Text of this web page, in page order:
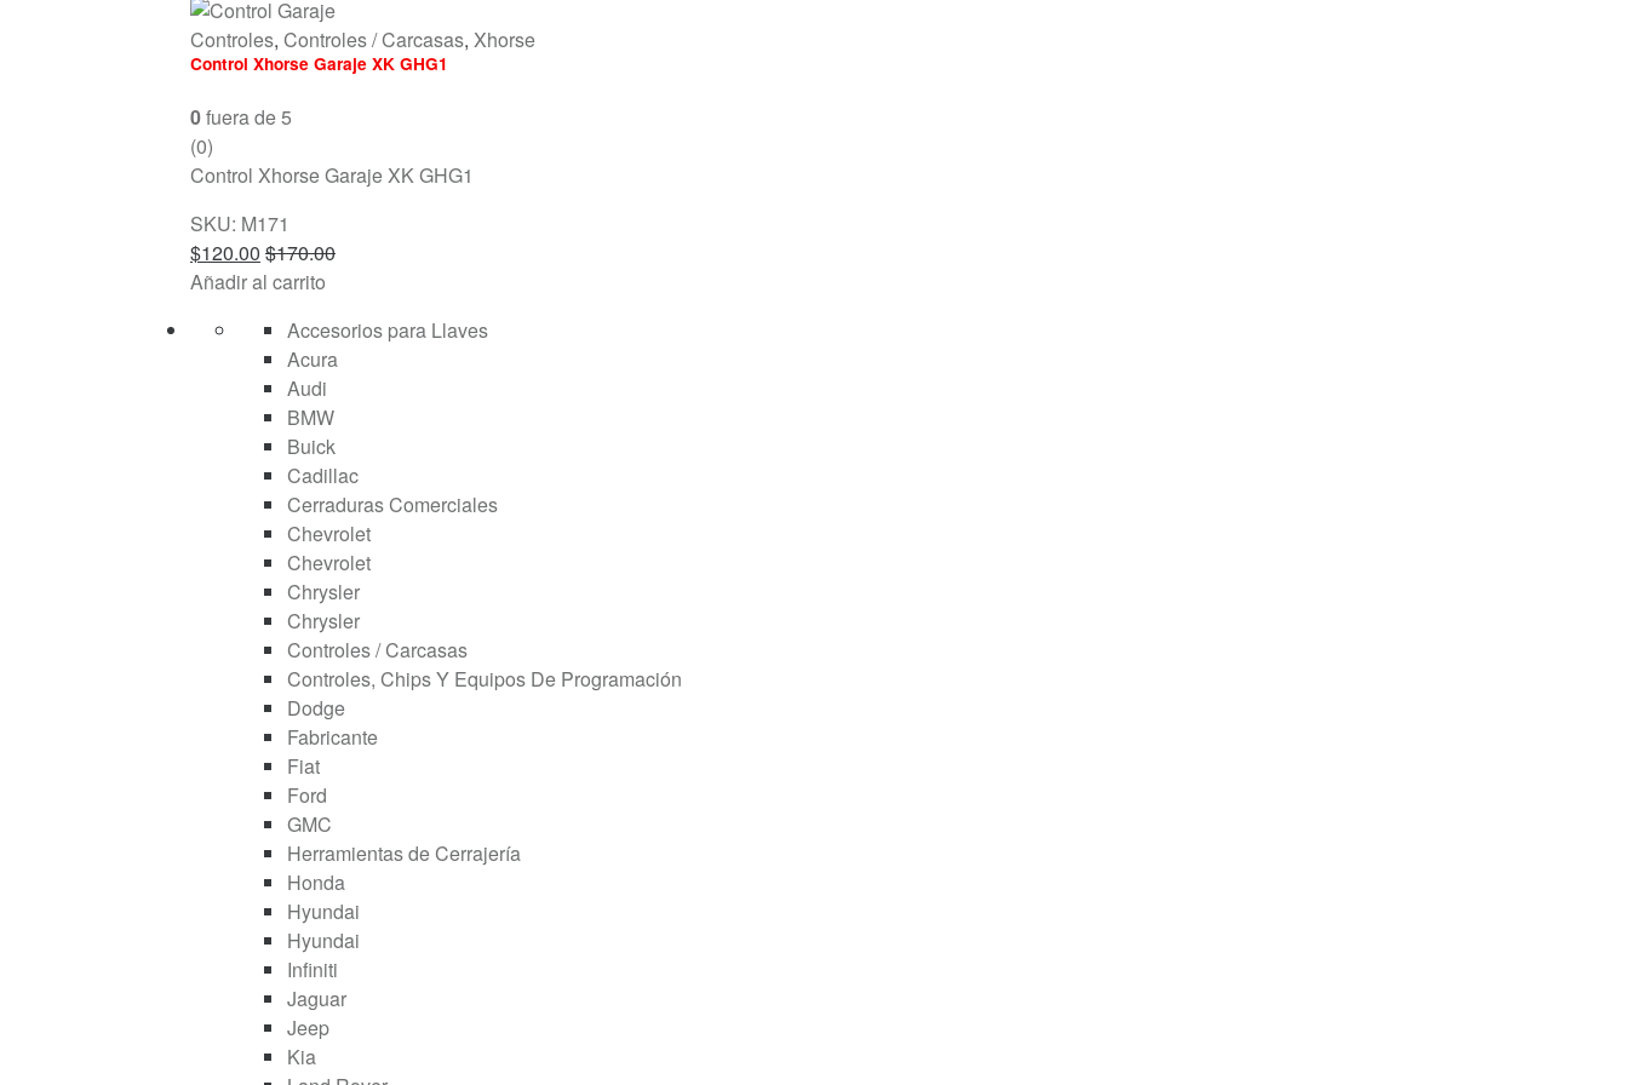
Controles, Controles / Carcasas, Xhorse
Control Xhorse Garaje XK GHG1
0fuera de 5
(0)
Control Xhorse Garaje XK GHG1
SKU: M171
$120.00 $170.00
Añadir al carrito
Accesorios para Llaves
Acura
Audi
BMW
Buick
Cadillac
Cerraduras Comerciales
Chevrolet
Chevrolet
Chrysler
Chrysler
Controles / Carcasas
Controles, Chips Y Equipos De Programación
Dodge
Fabricante
Fiat
Ford
GMC
Herramientas de Cerrajería
Honda
Hyundai
Hyundai
Infiniti
Jaguar
Jeep
Kia